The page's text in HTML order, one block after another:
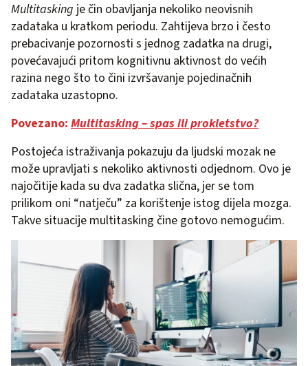
Multitasking je čin obavljanja nekoliko neovisnih
zadataka u kratkom periodu. Zahtijeva brzo i često
prebacivanje pozornosti s jednog zadatka na drugi,
povećavajući pritom kognitivnu aktivnost do većih
razina nego što to čini izvršavanje pojedinačnih
zadataka uzastopno.
Povezano: Multitasking – spas ili prokletstvo?
Postojeća istraživanja pokazuju da ljudski mozak ne
može upravljati s nekoliko aktivnosti odjednom. Ovo je
najočitije kada su dva zadatka slična, jer se tom
prilikom oni “natječu” za korištenje istog dijela mozga.
Takve situacije multitasking čine gotovo nemogućim.